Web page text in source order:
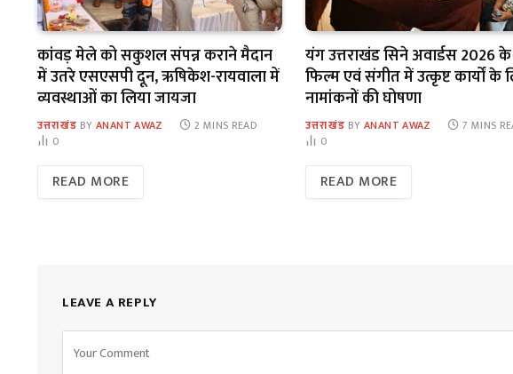
कांवड़ मेले को सकुशल संपन्न कराने मैदान
में उतरे एसएसपी दून, ऋषिकेश-रायवाला में
व्यवस्थाओं का लिया जायजा
उत्तराखंड BY ANANT AWAZ
2 MINS READ
0
READ MORE
यंग उत्तराखंड सिने अवार्डस 2026
फिल्म एवं संगीत में उत्कृष्ट कार्यों के
नामांकनों की घोषणा
उत्तराखंड BY ANANT AWAZ
7 MINS
0
READ MORE
LEAVE A REPLY